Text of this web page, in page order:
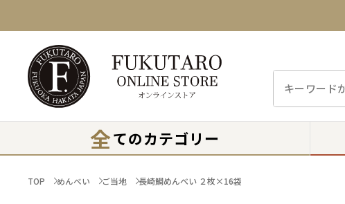
全てのカテゴリー
TOP めんべい ご当地 長崎鯛めんべい ２枚×16袋